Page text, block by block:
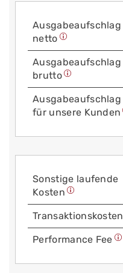
Aus­gabe­auf­schlag
netto
Aus­gabe­auf­schlag
brutto
Aus­gabe­auf­schlag
für unsere Kunden
Sonstige laufende
Kosten
Trans­aktions­kosten
Performance Fee